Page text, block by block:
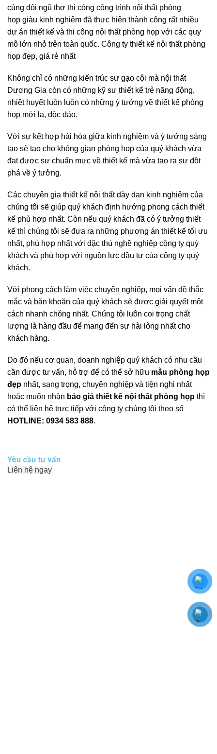
cùng đội ngũ thợ thi công công trình nội thất phòng
họp giàu kinh nghiệm đã thực hiện thành công rất nhiều
dự án thiết kế và thi công nội thất phòng họp với các quy
mô lớn nhỏ trên toàn quốc. Công ty thiết kế nội thất phòng
họp đẹp, giá rẻ nhất
Không chỉ có những kiến trúc sư gạo cội mà nội thất
Dương Gia còn có những kỹ sư thiết kế trẻ năng động,
nhiệt huyết luôn luôn có những ý tưởng về thiết kế phòng
họp mới lạ, độc đáo.
Với sự kết hợp hài hòa giữa kinh nghiệm và ý tưởng sáng
tạo sẽ tạo cho không gian phòng họp của quý khách vừa
đạt được sự chuẩn mực về thiết kế mà vừa tạo ra sự đột
phá về ý tưởng.
Các chuyên gia thiết kế nội thất dày dạn kinh nghiệm của
chúng tôi sẽ giúp quý khách định hướng phong cách thiết
kế phù hợp nhất. Còn nếu quý khách đã có ý tưởng thiết
kế thì chúng tôi sẽ đưa ra những phương án thiết kế tối ưu
nhất, phù hợp nhất với đặc thù nghề nghiệp công ty quý
khách và phù hợp với nguồn lực đầu tư của công ty quý
khách.
Với phong cách làm việc chuyên nghiệp, mọi vấn đề thắc
mắc và băn khoăn của quý khách sẽ được giải quyết một
cách nhanh chóng nhất. Chúng tôi luôn coi trọng chất
lượng là hàng đầu để mang đến sự hài lòng nhất cho
khách hàng.
Do đó nếu cơ quan, doanh nghiệp quý khách có nhu cầu
cần được tư vấn, hỗ trợ để có thể sở hữu mẫu phòng họp
đẹp nhất, sang trọng, chuyên nghiệp và tiện nghi nhất
hoặc muốn nhận báo giá thiết kế nội thất phòng họp thì
có thể liên hệ trực tiếp với công ty chúng tôi theo số
HOTLINE: 0934 583 888.
Yêu cầu tư vấn
Liên hệ ngay